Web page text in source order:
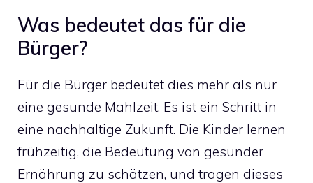
Was bedeutet das für die
Bürger?
Für die Bürger bedeutet dies mehr als nur
eine gesunde Mahlzeit. Es ist ein Schritt in
eine nachhaltige Zukunft. Die Kinder lernen
frühzeitig, die Bedeutung von gesunder
Ernährung zu schätzen, und tragen dieses